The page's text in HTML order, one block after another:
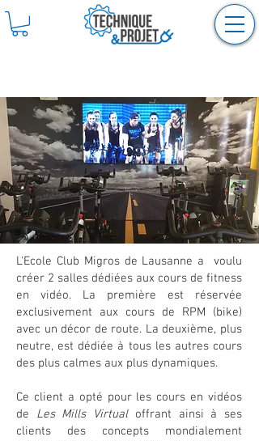
L'Ecole Club Migros de Lausanne a voulu
créer 2 salles dédiées aux cours de fitness
en vidéo. La première est réservée
exclusivement aux cours de RPM (bike)
avec un décor de route. La deuxième, plus
neutre, est dédiée à tous les autres cours
des plus calmes aux plus dynamiques.
Ce client a opté pour les cours en vidéos
de Les Mills Virtualoffrant ainsi à ses
clients des concepts mondialement